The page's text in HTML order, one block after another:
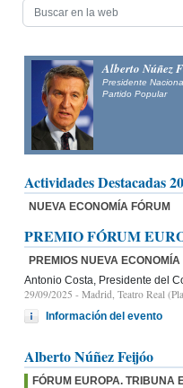
Alfonso
Mañueco
Presidente del
Actividades Destacadas
NUEVA ECONOMÍA FÓRUM
PREMIO FÓRUM
PREMIOS NUEVA ECONOMÍA
Antonio Costa, Presidente del
29/09/2025 - Madrid, Teatro Real
Información del evento
Alberto Núñez Feijóo
FÓRUM EUROPA. TRIBUNA